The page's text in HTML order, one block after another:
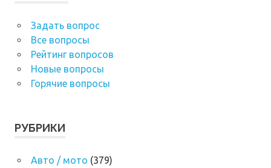
Задать вопрос
Все вопросы
Рейтинг вопросов
Новые вопросы
Горячие вопросы
РУБРИКИ
Авто / мото (379)